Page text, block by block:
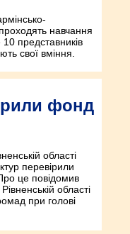
навчання
представників
свої вміння.
фонд
області
перевірили
це повідомив
області
при голові